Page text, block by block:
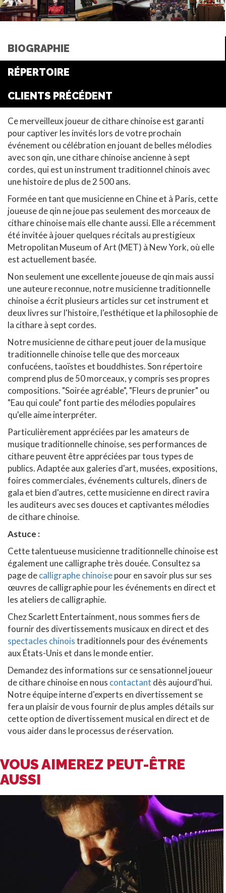
BIOGRAPHIE
RÉPERTOIRE
CLIENTS PRÉCÉDENT
Ce merveilleux joueur de cithare chinoise est garanti
pour captiver les invités lors de votre prochain
événement ou célébration en jouant de belles mélodies
avec son qin, une cithare chinoise ancienne à sept
cordes, qui est un instrument traditionnel chinois avec
une histoire de plus de 2 500 ans.
Formée en tant que musicienne en Chine et à Paris, cette
joueuse de qin ne joue pas seulement des morceaux de
cithare chinoise mais elle chante aussi. Elle a récemment
été invitée à jouer quelques récitals au prestigieux
Metropolitan Museum of Art (MET) à New York, où elle
est actuellement basée.
Non seulement une excellente joueuse de qin mais aussi
une auteure reconnue, notre musicienne traditionnelle
chinoise a écrit plusieurs articles sur cet instrument et
deux livres sur l'histoire, l'esthétique et la philosophie de
la cithare à sept cordes.
Notre musicienne de cithare peut jouer de la musique
traditionnelle chinoise telle que des morceaux
confucéens, taoïstes et bouddhistes. Son répertoire
comprend plus de 50 morceaux, y compris ses propres
compositions. "Soirée agréable", "Fleurs de prunier" ou
"Eau qui coule" font partie des mélodies populaires
qu'elle aime interpréter.
Particulièrement appréciées par les amateurs de
musique traditionnelle chinoise, ses performances de
cithare peuvent être appréciées par tous types de
publics. Adaptée aux galeries d'art, musées, expositions,
foires commerciales, événements culturels, dîners de
gala et bien d'autres, cette musicienne en direct ravira
les auditeurs avec ses douces et captivantes mélodies
de cithare chinoise.
Astuce :
Cette talentueuse musicienne traditionnelle chinoise est
également une calligraphe très douée. Consultez sa
page decalligraphe chinoisepour en savoir plus sur ses
œuvres de calligraphie pour les événements en direct et
les ateliers de calligraphie.
Chez Scarlett Entertainment, nous sommes fiers de
fournir des divertissements musicaux en direct et des
spectacles chinoistraditionnels pour des événements
aux États-Unis et dans le monde entier.
Demandez des informations sur ce sensationnel joueur
de cithare chinoise en nous contactant dès aujourd'hui.
Notre équipe interne d'experts en divertissement se
fera un plaisir de vous fournir de plus amples détails sur
cette option de divertissement musical en direct et de
vous aider dans le processus de réservation.
VOUS AIMEREZ PEUT-ÊTRE
AUSSI